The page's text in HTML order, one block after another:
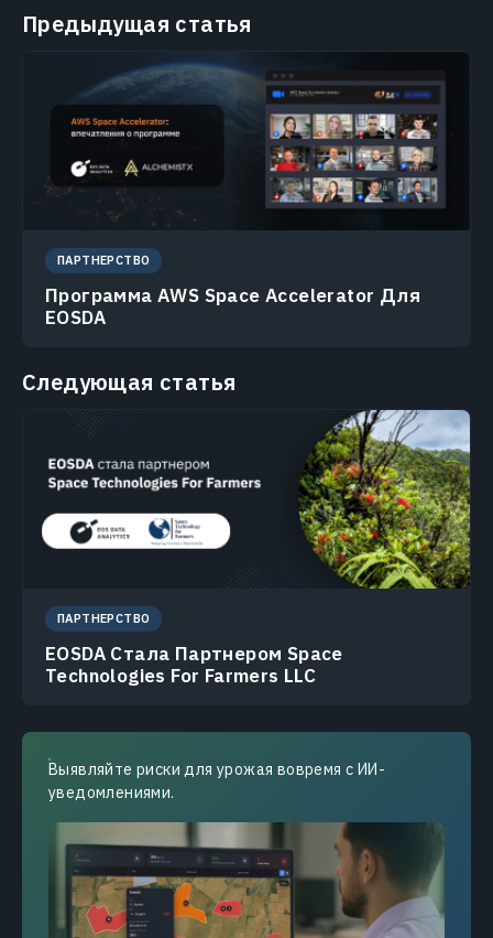
Предыдущая статья
ПАРТНЕРСТВО
Программа AWS Space Accelerator Для
EOSDA
Следующая статья
ПАРТНЕРСТВО
EOSDA Стала Партнером Space
Technologies For Farmers LLC
Выявляйте риски для урожая вовремя с ИИ-
уведомлениями.